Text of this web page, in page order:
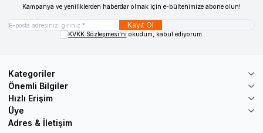
Kampanya ve yeniliklerden haberdar olmak için e-bültenimize abone olun!
Kayıt Ol
KVKK Sözleşmesi'ni okudum, kabul ediyorum.
Kategoriler
Önemli Bilgiler
Hızlı Erişim
Üye
Adres & İletişim